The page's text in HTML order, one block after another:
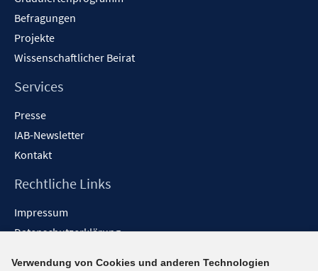
Befragungen
Projekte
Wissenschaftlicher Beirat
Services
Presse
IAB-Newsletter
Kontakt
Rechtliche Links
Impressum
Datenschutzerklärung
Verwendung von Cookies und anderen Technologien